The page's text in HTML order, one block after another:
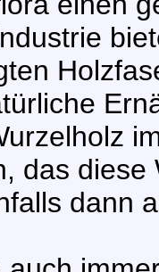
das diese
dann